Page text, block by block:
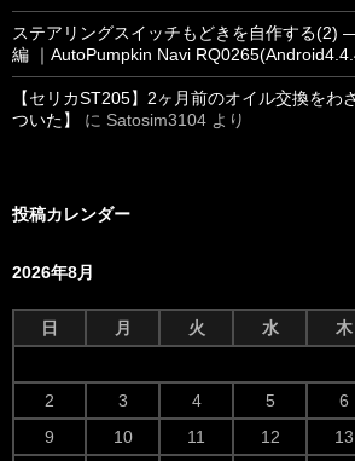
ステアリングスイッチもどきを自作する(2)
編 ｜AutoPumpkin Navi
【セリカST205】2ヶ月前のオイル交換をわ
ついた】
に Satosim3104 より
投稿カレンダー
2026年8月
日 月 火 水 木
2
3 4 5 6
9
10 11 12 13